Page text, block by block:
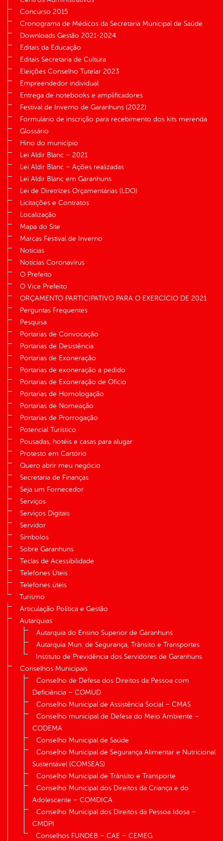
Concurso 2015
Cronograma de Médicos da Secretaria Municipal de Saúde
Downloads Gestão 2021-2024
Editais da Educação
Editais Secretaria de Cultura
Eleições Conselho Tutelar 2023
Empreendedor individual
Entrega de notebooks e amplificadores
Festival de Inverno de Garanhuns (2022)
Formulário de inscrição para recebimento dos kits merenda
Glossário
Hino do município
Lei Aldir Blanc – 2021
Lei Aldir Blanc – Ações realizadas
Lei Aldir Blanc em Garanhuns
Lei de Diretrizes Orçamentárias (LDO)
Licitações e Contratos
Localização
Mapa do Site
Marcas Festival de Inverno
Notícias
Notícias Coronavírus
O Prefeito
O Vice Prefeito
ORÇAMENTO PARTICIPATIVO PARA O EXERCÍCIO DE 2021
Perguntas Frequentes
Pesquisa
Portarias de Convocação
Portarias de Desistência
Portarias de Exoneração
Portarias de exoneração a pedido
Portarias de Exoneração de Ofício
Portarias de Homologação
Portarias de Nomeação
Portarias de Prorrogação
Potencial Turístico
Pousadas, hotéis e casas para alugar
Protesto em Cartório
Quero abrir meu negócio
Secretaria de Finanças
Seja um Fornecedor
Serviços
Serviços Digitais
Servidor
Símbolos
Sobre Garanhuns
Teclas de Acessibilidade
Telefones Úteis
Telefones úteis
Turismo
Articulação Política e Gestão
Autarquias
Autarquia do Ensino Superior de Garanhuns
Autarquia Mun. de Segurança, Trânsito e Transportes
Instituto de Previdência dos Servidores de Garanhuns
Conselhos Municipais
Conselho de Defesa dos Direitos da Pessoa com
Deficiência – COMUD
Conselho Municipal de Assistência Social – CMAS
Conselho municipal de Defesa do Meio Ambiente –
CODEMA
Conselho Municipal de Saúde
Conselho Municipal de Segurança Alimentar e Nutricional
Sustentável (COMSEAS)
Conselho Municipal de Trânsito e Transporte
Conselho Municipal dos Direitos da Criança e do
Adolescente – COMDICA
Conselho Municipal dos Direitos da Pessoa Idosa –
CMDPI
Conselhos FUNDEB – CAE – CEMEG